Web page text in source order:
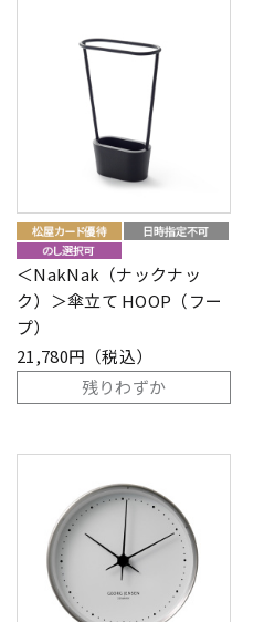
＜NakNak（ナックナッ
ク）＞傘立て HOOP（フー
プ）
21,780円（税込）
残りわずか